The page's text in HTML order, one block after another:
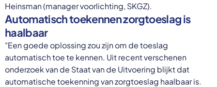
Heinsman (manager voorlichting, SKGZ).
Automatisch toekennen zorgtoeslag is
haalbaar
"Een goede oplossing zou zijn om de toeslag
automatisch toe te kennen. Uit recent verschenen
onderzoek van de Staat van de Uitvoering blijkt dat
automatische toekenning van zorgtoeslag haalbaar is.